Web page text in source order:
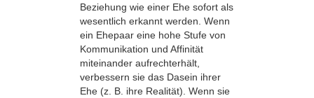
Beziehung wie einer Ehe sofort als
wesentlich erkannt werden. Wenn
ein Ehepaar eine hohe Stufe von
Kommunikation und Affinität
miteinander aufrechterhält,
verbessern sie das Dasein ihrer
Ehe (z. B. ihre Realität). Wenn sie